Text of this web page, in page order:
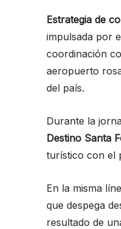
Estrategia de
impulsada por
coordinación
aeropuerto
del país.
Durante la
Destino Santa
turístico con el
En la misma
que despega
resultado de